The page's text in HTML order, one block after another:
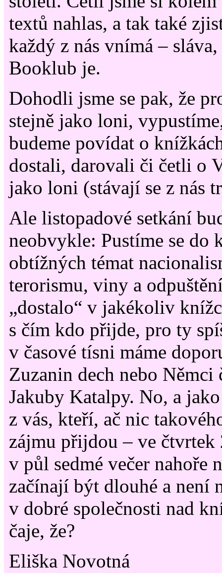
textů nahlas, a tak také
každý z nás vnímá –
Booklub je.
Dohodli jsme se pak, že
stejně jako loni,
budeme povídat o
dostali, darovali či četli o
jako loni (stávají se z nás
Ale listopadové setkání
neobvykle: Pustíme se do
obtížných témat
terorismu, viny a
„dostalo“ v jakékoliv
s čím kdo přijde, pro ty
v časové tísni máme
Zuzanin dech nebo Němci
Jakuby Katalpy. No, a
z vás, kteří, ač nic
zájmu přijdou – ve čtvrtek
v půl sedmé večer nahoře
začínají být dlouhé a není
v dobré společnosti nad
čaje, že?
Eliška Novotná